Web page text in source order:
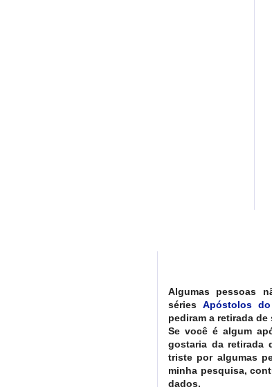
Algumas pessoas
séries Apóstolos
pediram a retirada
Se você é algum
gostaria da retirada
triste por algumas
minha pesquisa,
dados.